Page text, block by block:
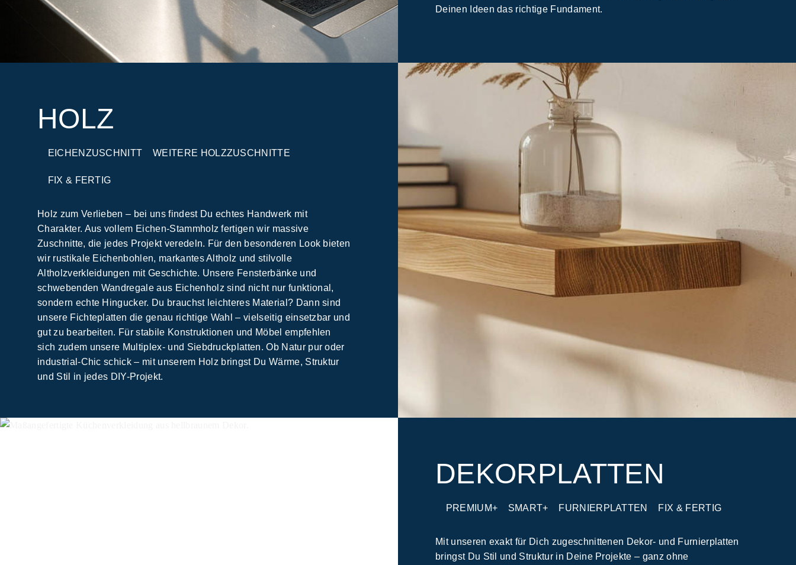
Deinen Ideen das richtige Fundament.
HOLZ
EICHENZUSCHNITT WEITERE HOLZZUSCHNITTE
FIX & FERTIG
Holz zum Verlieben – bei uns findest Du echtes Handwerk mit
Charakter. Aus vollem Eichen-Stammholz fertigen wir massive
Zuschnitte, die jedes Projekt veredeln. Für den besonderen Look bieten
wir rustikale Eichenbohlen, markantes Altholz und stilvolle
Altholzverkleidungen mit Geschichte. Unsere Fensterbänke und
schwebenden Wandregale aus Eichenholz sind nicht nur funktional,
sondern echte Hingucker. Du brauchst leichteres Material? Dann sind
unsere Fichteplatten die genau richtige Wahl – vielseitig einsetzbar und
gut zu bearbeiten. Für stabile Konstruktionen und Möbel empfehlen
sich zudem unsere Multiplex- und Siebdruckplatten. Ob Natur pur oder
industrial-Chic schick – mit unserem Holz bringst Du Wärme, Struktur
und Stil in jedes DIY-Projekt.
DEKORPLATTEN
PREMIUM+ SMART+ FURNIERPLATTEN FIX & FERTIG
Mit unseren exakt für Dich zugeschnittenen Dekor- und Furnierplatten
bringst Du Stil und Struktur in Deine Projekte – ganz ohne